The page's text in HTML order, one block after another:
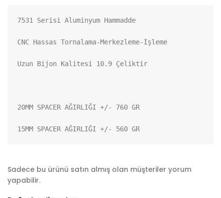
7531 Serisi Aluminyum Hammadde
CNC Hassas Tornalama-Merkezleme-İşleme
Uzun Bijon Kalitesi 10.9 Çeliktir
20MM SPACER AĞIRLIĞI +/- 760 GR
15MM SPACER AĞIRLIĞI +/- 560 GR
Sadece bu ürünü satın almış olan müşteriler yorum
yapabilir.